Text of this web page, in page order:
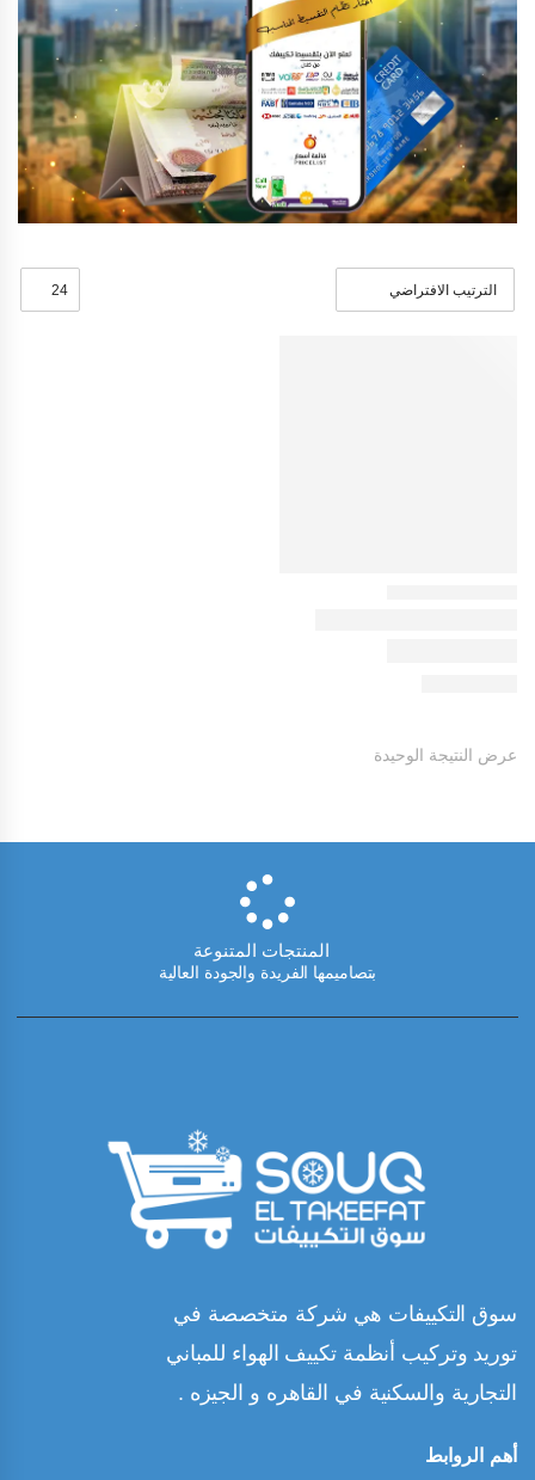
عرض النتيجة الوحيدة
المنتجات المتنوعة
بتصاميمها الفريدة والجودة العالية
سوق التكييفات هي شركة متخصصة في
توريد وتركيب أنظمة تكييف الهواء للمباني
التجارية والسكنية في القاهره و الجيزه .
أهم الروابط